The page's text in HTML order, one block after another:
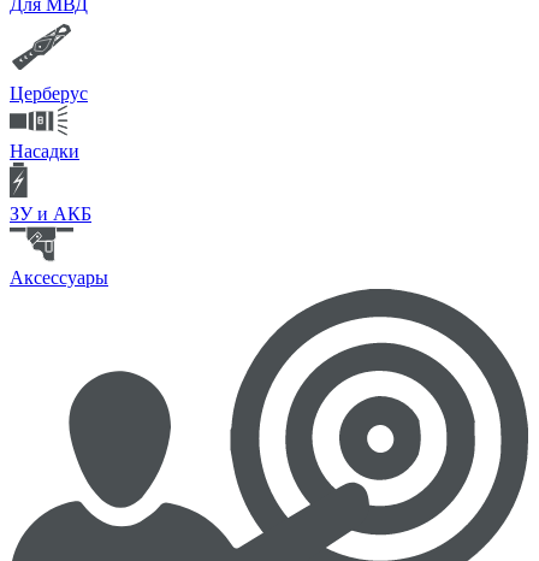
Для МВД
Церберус
Насадки
ЗУ и АКБ
Аксессуары